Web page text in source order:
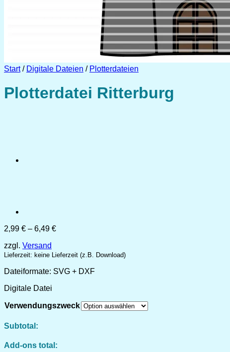
Start / Digitale Dateien / Plotterdateien
Plotterdatei Ritterburg
2,99 € – 6,49 €Preisspanne:
6,49 €
zzgl. Versand
Lieferzeit: keine Lieferzeit (z.B. Download)
Dateiformate: SVG + DXF
Digitale Datei
Verwendungszweck
Subtotal:
Add-ons total: